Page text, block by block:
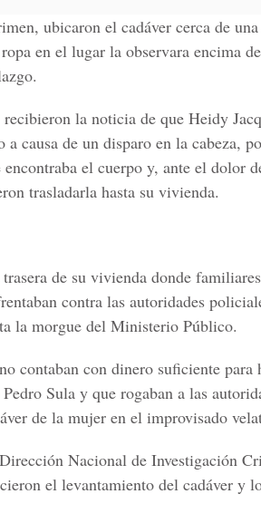
ubicaron el cadáver cerca de
en el lugar la observara encima
la noticia de que Heidy
causa de un disparo en la cabeza,
el cuerpo y, ante el dolor
trasladarla hasta su vivienda.
de su vivienda donde
contra las autoridades
la morgue del Ministerio Público.
contaban con dinero suficiente para
Sula y que rogaban a las
de la mujer en el improvisado
Nacional de Investigación
el levantamiento del cadáver y